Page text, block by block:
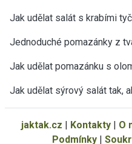
Jak udělat salát s krabími
Jednoduché pomazánky z
Jak udělat pomazánku s
Jak udělat sýrový salát tak,
jaktak.cz | Kontakty| O
Podmínky|